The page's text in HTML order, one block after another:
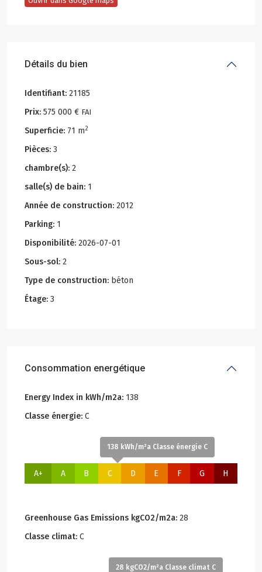
Détails du bien
Identifiant: 21185
Prix: 575 000 € FAI
Superficie: 71 m2
Pièces: 3
chambre(s): 2
salle(s) de bain: 1
Année de construction: 2012
Parking: 1
Disponibilité: 2026-07-01
Sous-sol: 2
Type de construction: béton
Étage: 3
Consommation energétique
Energy Index in kWh/m2a: 138
Classe énergie: C
A+ A B
138 kWh/m²a Classe énergie C
C D E F G H
Greenhouse Gas Emissions kgCO2/m2a: 28
Classe climat: C
28 kgCO2/m²a Classe climat C